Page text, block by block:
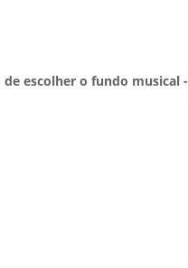
escolher o fundo musical -